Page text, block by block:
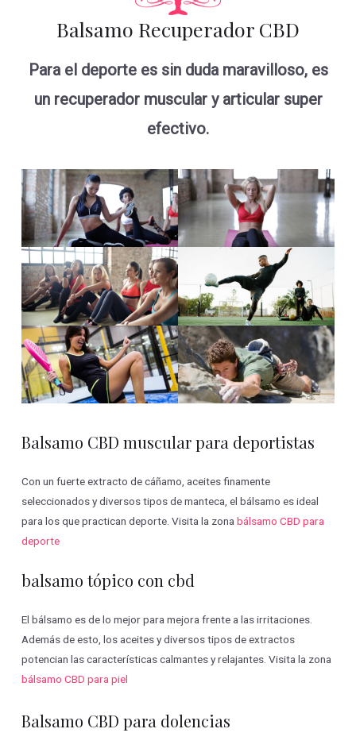
Balsamo Recuperador CBD
Para el deporte es sin duda maravilloso, es
un recuperador muscular y articular super
efectivo.
Balsamo CBD muscular para deportistas
Con un fuerte extracto de cáñamo, aceites finamente
seleccionados y diversos tipos de manteca, el bálsamo es ideal
para los que practican deporte. Visita la zonabálsamo CBD para
deporte
balsamo tópico con cbd
El bálsamo es de lo mejor para mejora frente a las irritaciones.
Además de esto, los aceites y diversos tipos de extractos
potencian las características calmantes y relajantes. Visita la zona
bálsamo CBD para piel
Balsamo CBD para dolencias